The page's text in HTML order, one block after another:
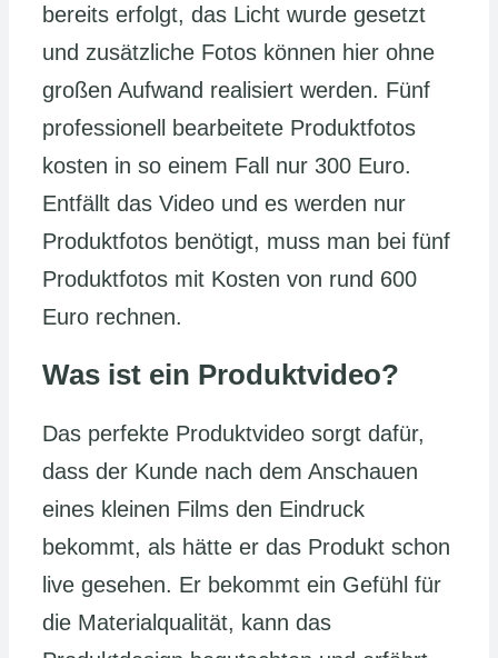
bereits erfolgt, das Licht wurde gesetzt
und zusätzliche Fotos können hier ohne
großen Aufwand realisiert werden. Fünf
professionell bearbeitete Produktfotos
kosten in so einem Fall nur 300 Euro.
Entfällt das Video und es werden nur
Produktfotos benötigt, muss man bei fünf
Produktfotos mit Kosten von rund 600
Euro rechnen.
Was ist ein Produktvideo?
Das perfekte Produktvideo sorgt dafür,
dass der Kunde nach dem Anschauen
eines kleinen Films den Eindruck
bekommt, als hätte er das Produkt schon
live gesehen. Er bekommt ein Gefühl für
die Materialqualität, kann das